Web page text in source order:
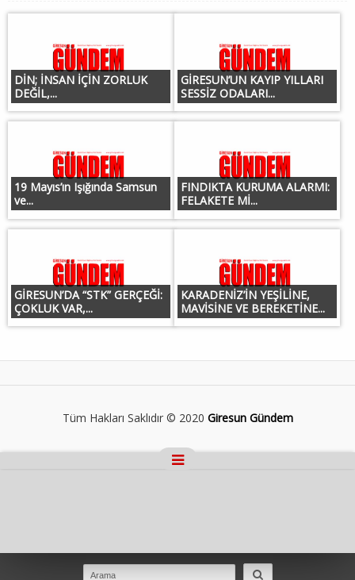
DİN; İNSAN İÇİN ZORLUK
DEĞİL,...
GİRESUN’UN KAYIP YILLARI
SESSİZ ODALARI...
19 Mayıs’ın Işığında Samsun
ve...
FINDIKTA KURUMA ALARMI:
FELAKETE Mİ...
GİRESUN’DA “STK” GERÇEĞİ:
ÇOKLUK VAR,...
KARADENİZ’İN YEŞİLİNE,
MAVİSİNE VE BEREKETİNE...
Tüm Hakları Saklıdır © 2020 Giresun Gündem